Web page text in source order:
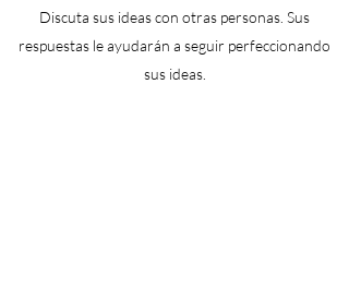
Discuta sus ideas con otras personas. Sus
respuestas le ayudarán a seguir perfeccionando
sus ideas.